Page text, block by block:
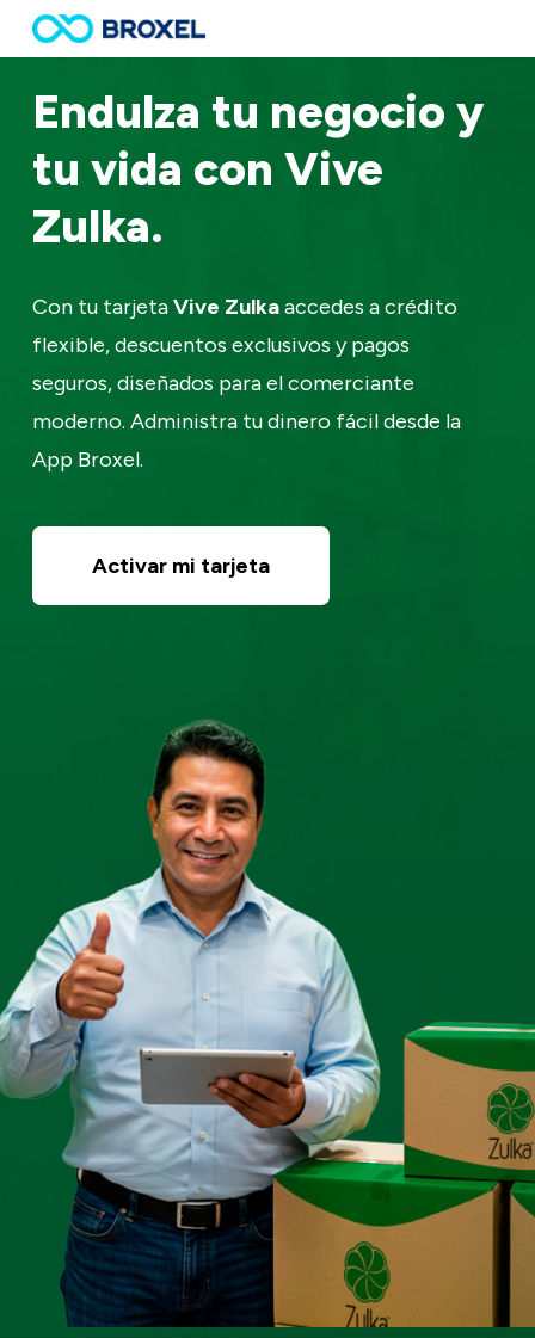
Skip
to
main
content
Endulza tu negocio y
tu vida con Vive
Zulka.
Con tu tarjetaVive Zulkaaccedes a crédito
flexible, descuentos exclusivos y pagos
seguros, diseñados para el comerciante
moderno. Administra tu dinero fácil desde la
App Broxel.
Activar mi tarjeta